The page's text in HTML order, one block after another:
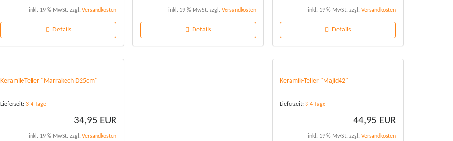
inkl. 19 % MwSt. zzgl. Versandkosten
Details
inkl. 19 % MwSt. zzgl. Versandkosten
Details
inkl. 19 % MwSt. zzgl. Versandkosten
Details
Keramik-Teller "Marrakech D25cm"
Lieferzeit: 3-4 Tage
34,95 EUR
inkl. 19 % MwSt. zzgl. Versandkosten
Keramik-Teller "Majid42"
Lieferzeit: 3-4 Tage
44,95 EUR
inkl. 19 % MwSt. zzgl. Versandkosten